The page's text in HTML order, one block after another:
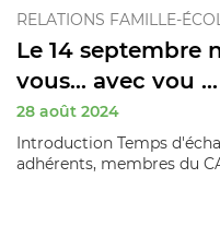
RELATIONS FAMILLE-
Le 14 septembre
vous... avec vou ...
28 août 2024
Introduction Temps
adhérents, membres du